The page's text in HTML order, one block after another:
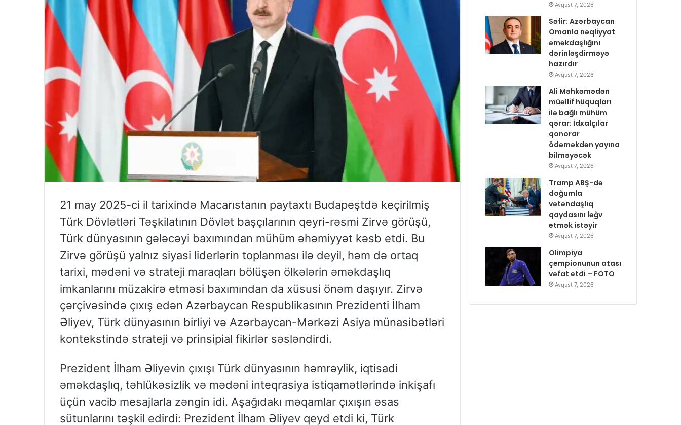
21 may 2025-ci il tarixində Macarıstanın paytaxtı Budapeştdə keçirilmiş
Türk Dövlətləri Təşkilatının Dövlət başçılarının qeyri-rəsmi Zirvə görüşü,
Türk dünyasının gələcəyi baxımından mühüm əhəmiyyət kəsb etdi. Bu
Zirvə görüşü yalnız siyasi liderlərin toplanması ilə deyil, həm də ortaq
tarixi, mədəni və strateji maraqları bölüşən ölkələrin əməkdaşlıq
imkanlarını müzakirə etməsi baxımından da xüsusi önəm daşıyır. Zirvə
çərçivəsində çıxış edən Azərbaycan Respublikasının Prezidenti İlham
Əliyev, Türk dünyasının birliyi və Azərbaycan-Mərkəzi Asiya münasibətləri
kontekstində strateji və prinsipial fikirlər səsləndirdi.
Prezident İlham Əliyevin çıxışı Türk dünyasının həmrəylik, iqtisadi
əməkdaşlıq, təhlükəsizlik və mədəni inteqrasiya istiqamətlərində inkişafı
üçün vacib mesajlarla zəngin idi. Aşağıdakı məqamlar çıxışın əsas
sütunlarını təşkil edirdi: Prezident İlham Əliyev qeyd etdi ki, Türk
Avqust 7, 2026
Səfir: Azərbaycan
Omanla nəqliyyat
əməkdaşlığını
dərinləşdirməyə
hazırdır
Avqust 7, 2026
Ali Məhkəmədən
müəllif hüquqları
ilə bağlı mühüm
qərar: İdxalçılar
qonorar
ödəməkdən yayına
bilməyəcək
Avqust 7, 2026
Tramp ABŞ-də
doğumla
vətəndaşlıq
qaydasını ləğv
etmək istəyir
Avqust 7, 2026
Olimpiya
çempionunun atası
vəfat etdi – FOTO
Avqust 7, 2026